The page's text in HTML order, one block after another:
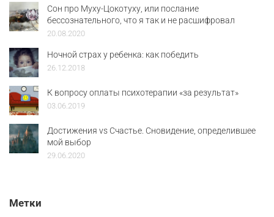
Сон про Муху-Цокотуху, или послание
бессознательного, что я так и не расшифровал
20.08.2020
Ночной страх у ребенка: как победить
26.12.2018
К вопросу оплаты психотерапии «за результат»
03.06.2019
Достижения vs Счастье. Сновидение, определившее
мой выбор
29.06.2020
Метки